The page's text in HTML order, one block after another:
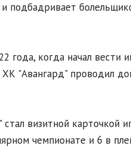
подбадривает
когда начал вести
"Авангард" проводил
визитной карточкой
чемпионате и 6 в